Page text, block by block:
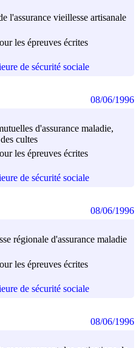
l'assurance vieillesse artisanale
les épreuves écrites
de sécurité sociale
d'assurance maladie,
cultes
les épreuves écrites
de sécurité sociale
08/06/1996
régionale d'assurance maladie
les épreuves écrites
de sécurité sociale
08/06/1996
08/06/1996